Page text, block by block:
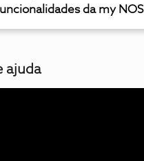
da my NOS
ajuda